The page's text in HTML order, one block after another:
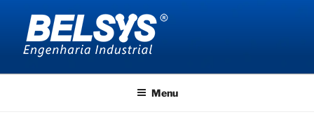
conteúdo
BELSYS ENGENHARIA
Menu